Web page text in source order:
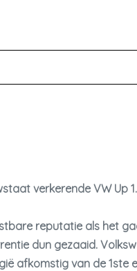
verkerende VW Up
reputatie als het
dun gezaaid.
afkomstig van de